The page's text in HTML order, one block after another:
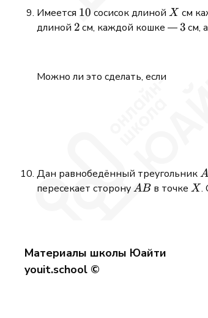
Имеется 10
10 сосисок длиной X
X см
длиной 2
2см, каждой кошке —3
3см,
Можно ли это сделать, если
Дан равнобедённый треугольник A
пересекает сторонуAB
ABв точке X
X.
Материалы школы Юайти
youit.school ©